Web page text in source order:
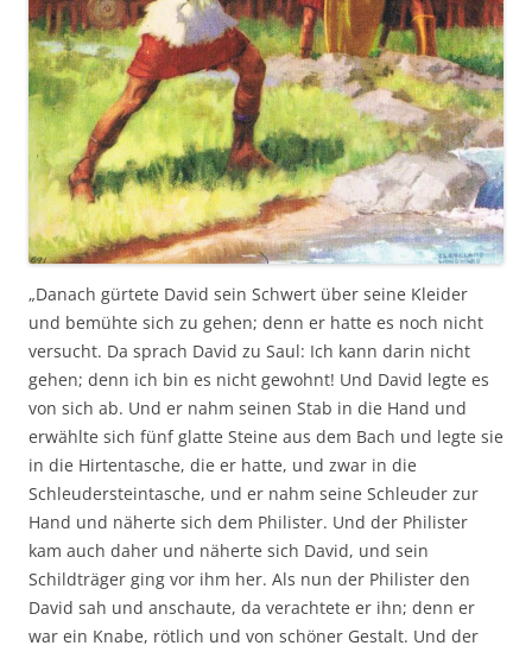
„Danach gürtete David sein Schwert über seine Kleider
und bemühte sich zu gehen; denn er hatte es noch nicht
versucht. Da sprach David zu Saul: Ich kann darin nicht
gehen; denn ich bin es nicht gewohnt! Und David legte es
von sich ab. Und er nahm seinen Stab in die Hand und
erwählte sich fünf glatte Steine aus dem Bach und legte sie
in die Hirtentasche, die er hatte, und zwar in die
Schleudersteintasche, und er nahm seine Schleuder zur
Hand und näherte sich dem Philister. Und der Philister
kam auch daher und näherte sich David, und sein
Schildträger ging vor ihm her. Als nun der Philister den
David sah und anschaute, da verachtete er ihn; denn er
war ein Knabe, rötlich und von schöner Gestalt. Und der